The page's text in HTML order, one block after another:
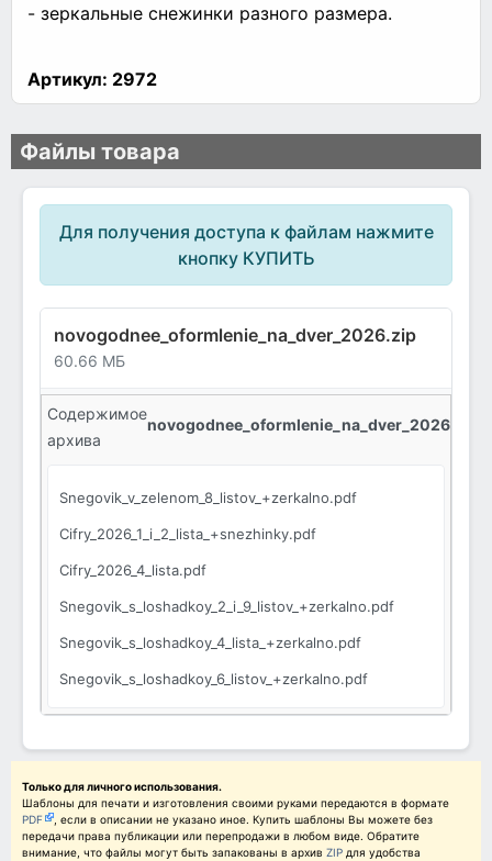
- зеркальные снежинки разного размера.
Артикул: 2972
Файлы товара
Для получения доступа к файлам нажмите
кнопку КУПИТЬ
novogodnee_oformlenie_na_dver_2026.zip
60.66 МБ
Содержимое
архива
novogodnee_oformlenie_na_dver_2026.zip:
Snegovik_v_zelenom_8_listov_+zerkalno.pdf
Cifry_2026_1_i_2_lista_+snezhinky.pdf
Cifry_2026_4_lista.pdf
Snegovik_s_loshadkoy_2_i_9_listov_+zerkalno.pdf
Snegovik_s_loshadkoy_4_lista_+zerkalno.pdf
Snegovik_s_loshadkoy_6_listov_+zerkalno.pdf
Snegovik_s_loshadkoy_12_listov_+zerkalno.pdf
Snegovik_v_zelenom_2_i_6_listov_+zerkalno.pdf
Snegovik_v_zelenom_4_lista_+zerkalno.pdf
Только для личного использования.
Шаблоны для печати и изготовления своими руками передаются в формате
PDF
, если в описании не указано иное. Купить шаблоны Вы можете без
передачи права публикации или перепродажи в любом виде. Обратите
внимание, что файлы могут быть запакованы в архив ZIP для удобства